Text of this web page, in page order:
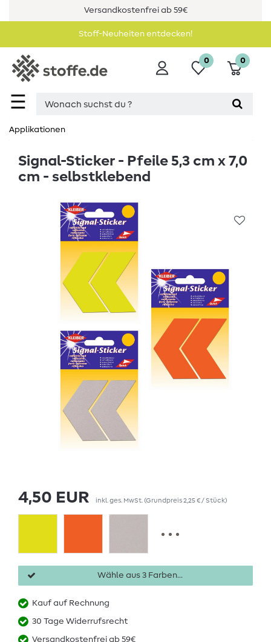
Versandkostenfrei ab 59€
Stoff-Neuheiten entdecken!
☰
0 0
Applikationen
Signal-Sticker - Pfeile 5,3 cm x 7,0
cm - selbstklebend
4,50 EUR inkl. ges. MwSt.(Grundpreis2,25 € / Stück)
Wähle aus 3 Farben...
Kauf auf Rechnung
30 Tage Widerrufsrecht
Versandkostenfrei ab 59€